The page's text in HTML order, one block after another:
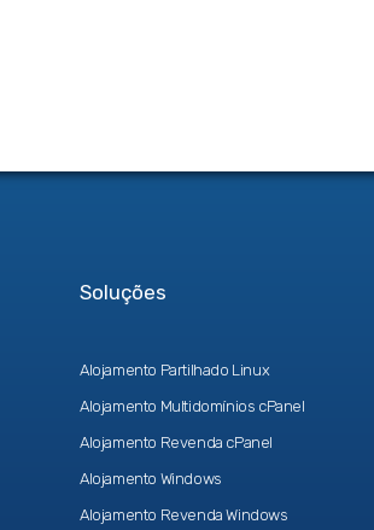
Soluções
Alojamento Partilhado Linux
Alojamento Multidomínios cPanel
Alojamento Revenda cPanel
Alojamento Windows
Alojamento Revenda Windows